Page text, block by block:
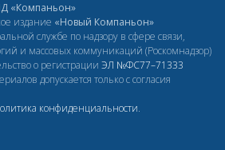
«Компаньон»
издание «Новый Компаньон»
службе по надзору в сфере связи,
и массовых коммуникаций (Роскомнадзор)
о регистрации ЭЛ №ФС77–71333
допускается только с согласия
конфиденциальности.